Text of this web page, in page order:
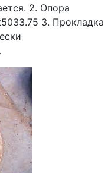
2. Опора
3. Прокладка